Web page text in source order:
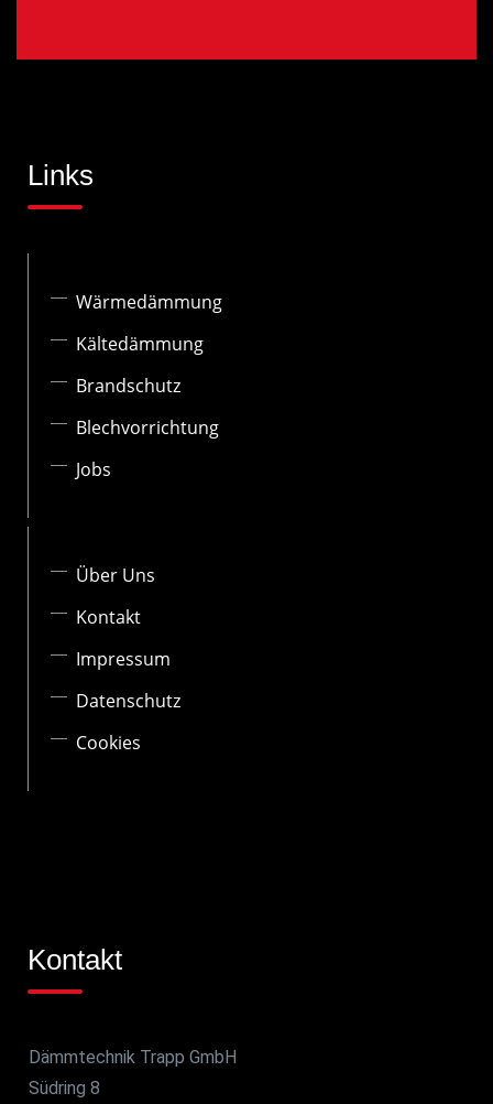
Links
Wärmedämmung
Kältedämmung
Brandschutz
Blechvorrichtung
Jobs
Über Uns
Kontakt
Impressum
Datenschutz
Cookies
Kontakt
Dämmtechnik Trapp GmbH
Südring 8